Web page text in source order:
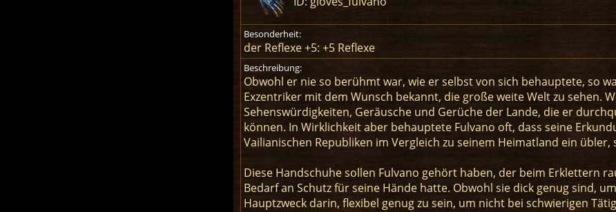
Besonderheit:
der Reflexe +5: +5 Reflexe
Beschreibung:
Obwohl er nie so berühmt war, wie er selbst von sich behauptete, so
Exzentriker mit dem Wunsch bekannt, die große weite Welt zu sehen.
Sehenswürdigkeiten, Geräusche und Gerüche der Lande, die er
können. In Wirklichkeit aber behauptete Fulvano oft, dass seine
Vailianischen Republiken im Vergleich zu seinem Heimatland ein
Diese Handschuhe sollen Fulvano gehört haben, der beim Erklettern
Bedarf an Schutz für seine Hände hatte. Obwohl sie dick genug sind,
Hauptzweck darin, flexibel genug zu sein, um nicht bei schwierigen